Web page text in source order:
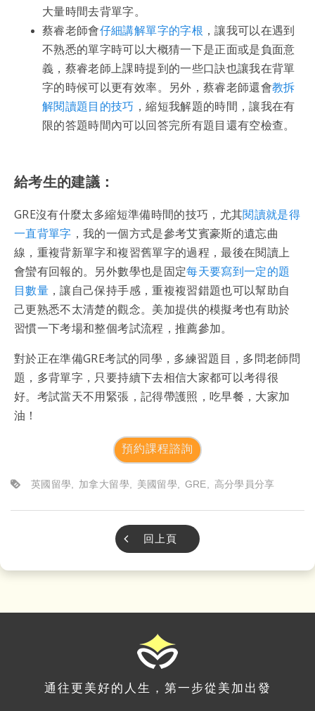
大量時間去背單字。
蔡睿老師會仔細講解單字的字根 ，讓我可以在遇到
不熟悉的單字時可以大概猜一下是正面或是負面意
義，蔡睿老師上課時提到的一些口訣也讓我在背單
字的時候可以更有效率。另外，蔡睿老師還會教拆
解閱讀題目的技巧 ，縮短我解題的時間，讓我在有
限的答題時間內可以回答完所有題目還有空檢查。
給考生的建議：
GRE沒有什麼太多縮短準備時間的技巧，尤其閱讀就是得
一直背單字 ，我的一個方式是參考艾賓豪斯的遺忘曲
線，重複背新單字和複習舊單字的過程，最後在閱讀上
會蠻有回報的。另外數學也是固定每天要寫到一定的題
目數量 ，讓自己保持手感，重複複習錯題也可以幫助自
己更熟悉不太清楚的觀念。美加提供的模擬考也有助於
習慣一下考場和整個考試流程，推薦參加。
對於正在準備GRE考試的同學，多練習題目，多問老師問
題，多背單字，只要持續下去相信大家都可以考得很
好。考試當天不用緊張，記得帶護照，吃早餐，大家加
油！
預約課程諮詢
英國留學 加拿大留學 美國留學 GRE 高分學員分享
回上頁
通往更美好的人生，第一步從美加出發